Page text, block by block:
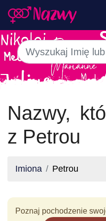
Nazwy,
z Petrou
Imiona Petrou
Poznaj pochodzenie